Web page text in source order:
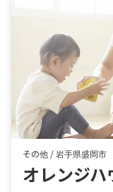
その他 /岩手県盛岡市
オレンジ